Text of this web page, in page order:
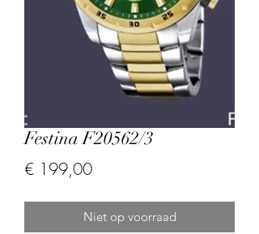
Festina F20562/3
€ 199,00Prijs
Niet op voorraad